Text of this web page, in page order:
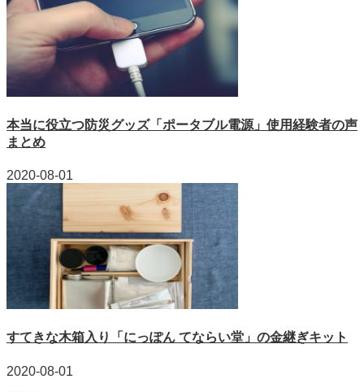
本当に役立つ防災グッズ「ポータブル電源」使用経験者の声
まとめ
2020-08-01
すてきな木箱入り「にっぽん てならい堂」の金継ぎキット
2020-08-01